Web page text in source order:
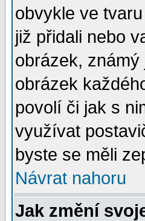
obvykle ve
již přidali nebo
obrázek,
obrázek
povolí či jak s
využívat
byste se měli
Návrat nahoru
Jak změní